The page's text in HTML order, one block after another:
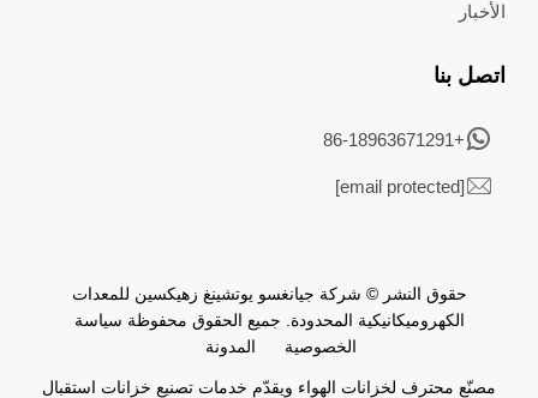
الأخبار
اتصل بنا
+86-18963671291
[email protected]
حقوق النشر © شركة جيانغسو يوتشينغ زهيكسين للمعدات
الكهروميكانيكية المحدودة. جميع الحقوق محفوظة سياسة
الخصوصية
المدونة
مصنّع محترف لخزانات الهواء ويقدّم خدمات تصنيع خزانات استقبال